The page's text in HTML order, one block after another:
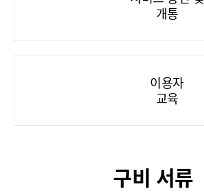
개통
이용자
교육
구비 서류